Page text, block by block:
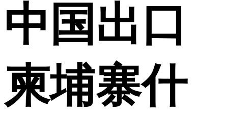
中国出口
柬埔寨什